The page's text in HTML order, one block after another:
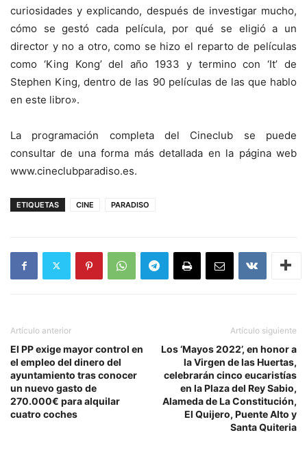
curiosidades y explicando, después de investigar mucho,
cómo se gestó cada película, por qué se eligió a un
director y no a otro, como se hizo el reparto de películas
como ‘King Kong’ del año 1933 y termino con ‘It’ de
Stephen King, dentro de las 90 películas de las que hablo
en este libro».
La programación completa del Cineclub se puede
consultar de una forma más detallada en la página web
www.cineclubparadiso.es.
ETIQUETAS CINE PARADISO
Artículo anterior
El PP exige mayor control en
el empleo del dinero del
ayuntamiento tras conocer
un nuevo gasto de
270.000€ para alquilar
cuatro coches
Artículo siguiente
Los ‘Mayos 2022’, en honor a
la Virgen de las Huertas,
celebrarán cinco eucaristías
en la Plaza del Rey Sabio,
Alameda de La Constitución,
El Quijero, Puente Alto y
Santa Quiteria